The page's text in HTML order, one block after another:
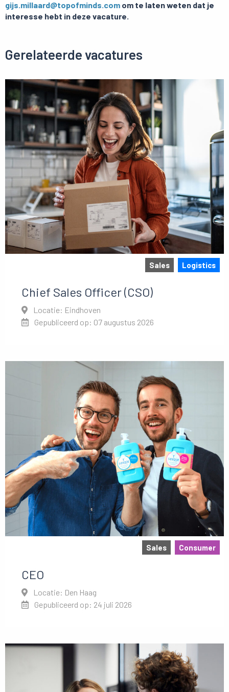
gijs.millaard@topofminds.com om te laten weten dat je
interesse hebt in deze vacature.
Gerelateerde vacatures
Sales Logistics
Chief Sales Officer (CSO)
Locatie: Eindhoven
Gepubliceerd op: 07 augustus 2026
Sales Consumer
CEO
Locatie: Den Haag
Gepubliceerd op: 24 juli 2026